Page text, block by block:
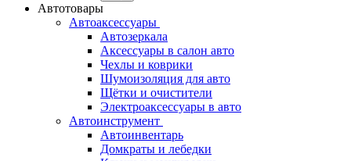
Автотовары
Автоаксессуары
Автозеркала
Аксессуары в салон авто
Чехлы и коврики
Шумоизоляция для авто
Щётки и очистители
Электроаксессуары в авто
Автоинструмент
Автоинвентарь
Домкраты и лебедки